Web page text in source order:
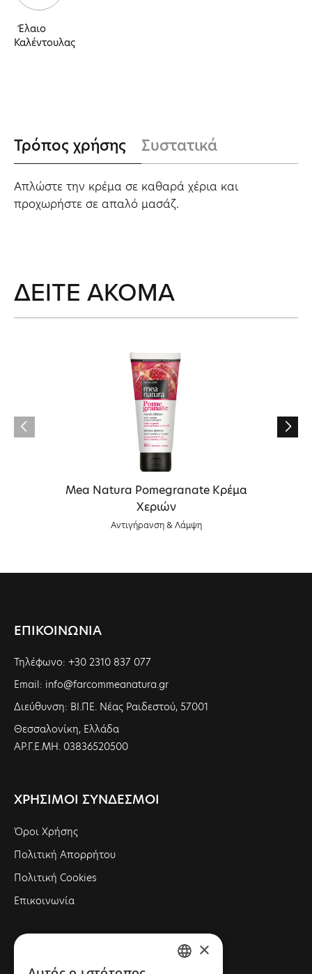
Έλαιο
Καλέντουλας
Τρόπος χρήσης Συστατικά
Απλώστε την κρέμα σε καθαρά χέρια και
προχωρήστε σε απαλό μασάζ.
ΔΕΙΤΕ ΑΚΟΜΑ
Mea Natura Pomegranate Κρέμα
Χεριών
Αντιγήρανση & Λάμψη
ΕΠΙΚΟΙΝΩΝΙΑ
Τηλέφωνο: +30 2310 837 077
Email: info@farcommeanatura.gr
Διεύθυνση: ΒΙ.ΠΕ. Νέας Ραιδεστού, 57001
Θεσσαλονίκη, Ελλάδα
ΑΡ.Γ.Ε.ΜΗ. 03836520500
ΧΡΗΣΙΜΟΙ ΣΥΝΔΕΣΜΟΙ
Όροι Χρήσης
Πολιτική Απορρήτου
Πολιτική Cookies
Επικοινωνία
×